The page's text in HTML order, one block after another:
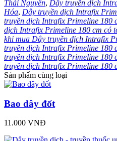
Thái Nguyên, Dây truyền dịch
Hóa, Dây truyền dịch Intrafix
truyền dịch Intrafix Primeline 180
dịch Intrafix Primeline 180 cm có
khi mua Dây truyền dịch Intrafix
truyền dịch Intrafix Primeline 180
truyền dịch Intrafix Primeline 180
truyền dịch Intrafix Primeline 180
Sản phẩm cùng loại
Bao dây đốt
11.000 VNĐ